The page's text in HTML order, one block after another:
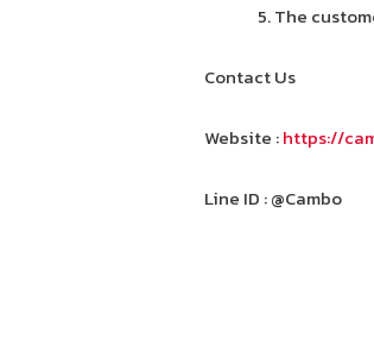
5. The
Contact Us
Website :https://
Line ID : @Cambo